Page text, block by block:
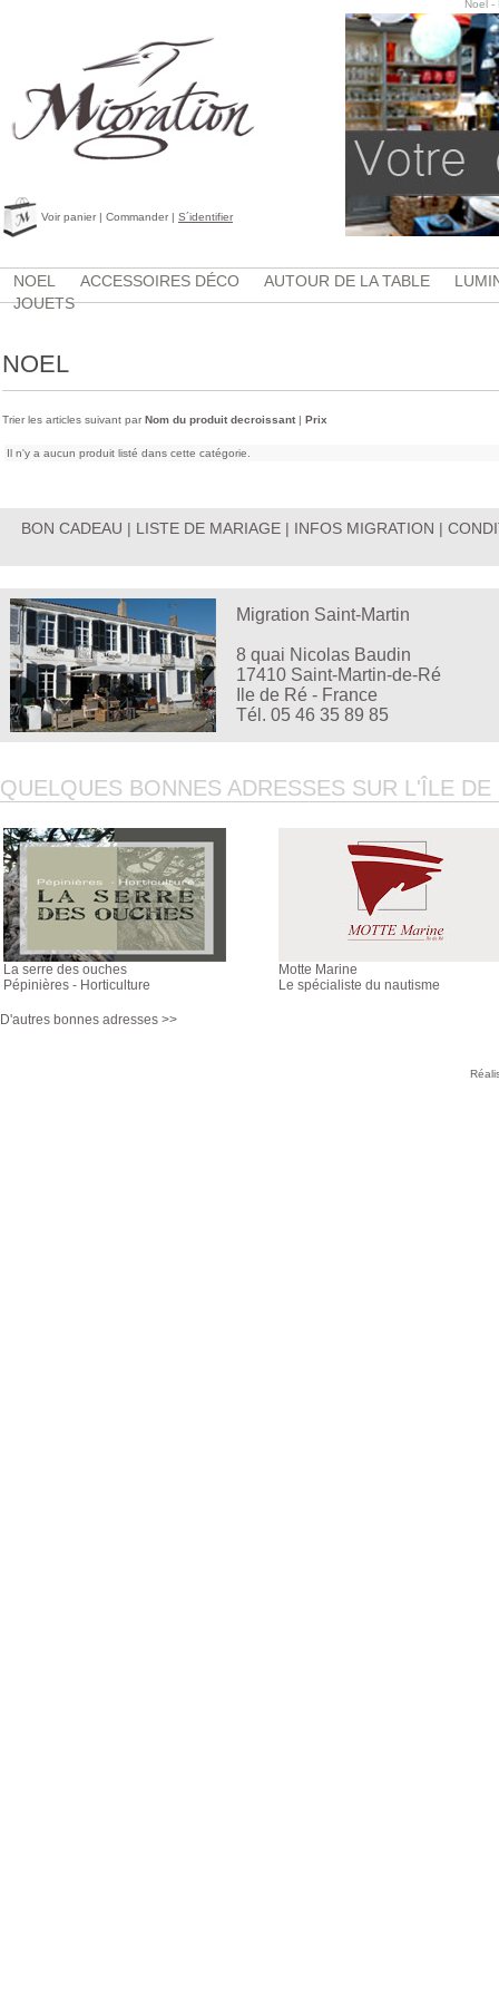
Noel -
Voir panier | Commander | S´identifier
NOEL ACCESSOIRES DÉCO AUTOUR DE LA TABLE
JOUETS
NOEL
Trier les articles suivant par Nom du produit decroissant | Prix
Il n'y a aucun produit listé dans cette catégorie.
BON CADEAU | LISTE DE MARIAGE| INFOS MIGRATION |
Migration Saint-Martin
8 quai Nicolas Baudin
17410 Saint-Martin-de-Ré
Ile de Ré - France
Tél. 05 46 35 89 85
QUELQUES BONNES ADRESSES SUR L'ÎLE DE
La serre des ouches
Pépinières - Horticulture
Motte Marine
Le spécialiste du nautisme
D'autres bonnes adresses >>